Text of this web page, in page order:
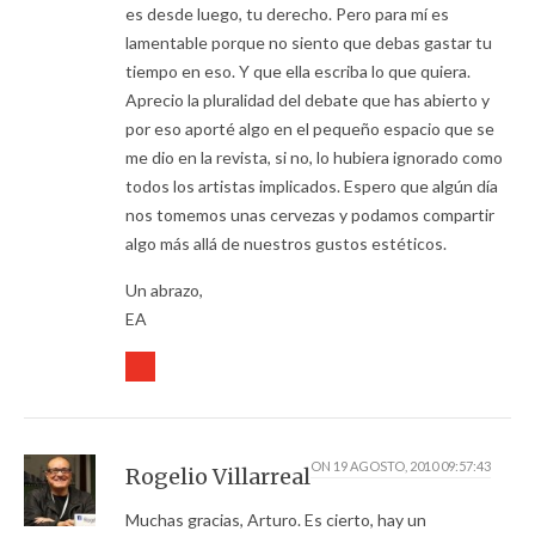
es desde luego, tu derecho. Pero para mí es
lamentable porque no siento que debas gastar tu
tiempo en eso. Y que ella escriba lo que quiera.
Aprecio la pluralidad del debate que has abierto y
por eso aporté algo en el pequeño espacio que se
me dio en la revista, si no, lo hubiera ignorado como
todos los artistas implicados. Espero que algún día
nos tomemos unas cervezas y podamos compartir
algo más allá de nuestros gustos estéticos.
Un abrazo,
EA
Rogelio VillarrealON 19 AGOSTO, 2010 09:57:43
Muchas gracias, Arturo. Es cierto, hay un